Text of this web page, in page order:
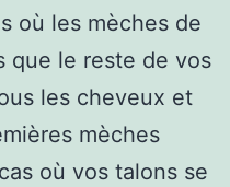
où les mèches de
que le reste de vos
les cheveux et
mèches
où vos talons se